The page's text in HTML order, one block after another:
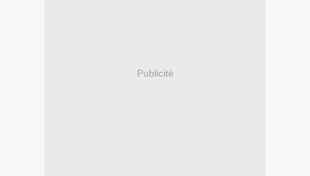
Publicité